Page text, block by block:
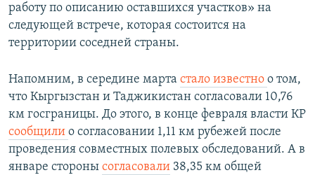
работу по описанию оставшихся участков» на
следующей встрече, которая состоится на
территории соседней страны.
Напомним, в середине марта стало известно о том,
что Кыргызстан и Таджикистан согласовали 10,76
км госграницы. До этого, в конце февраля власти КР
сообщили о согласовании 1,11 км рубежей после
проведения совместных полевых обследований. А в
январе стороны согласовали 38,35 км общей